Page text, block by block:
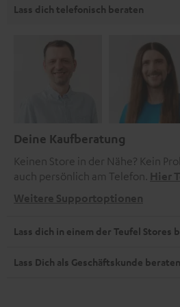
Lass dich telefonisch beraten
Deine Kaufberatung
Keinen Store in der Nähe? Kein
auch persönlich am Telefon. Hier
Weitere Supportoptionen
Lass dich in einem der Teufel Stores
Lass Dich als Geschäftskunde beraten